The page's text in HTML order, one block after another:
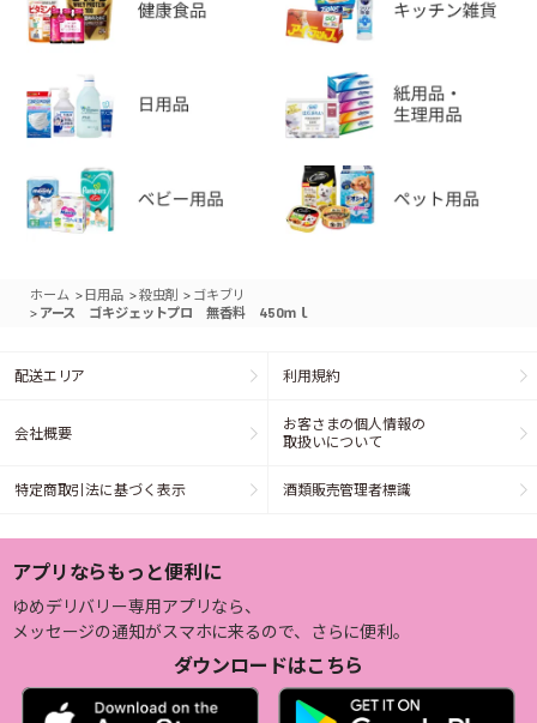
ホーム > 日用品 >殺虫剤 > ゴキブリ
> アース ゴキジェットプロ 無香料 450ｍｌ
配送エリア 利用規約
会社概要
お客さまの個人情報の
取扱いについて
特定商取引法に基づく表示 酒類販売管理者標識
アプリならもっと便利に
ゆめデリバリー専用アプリなら、
メッセージの通知がスマホに来るので、さらに便利。
ダウンロードはこちら